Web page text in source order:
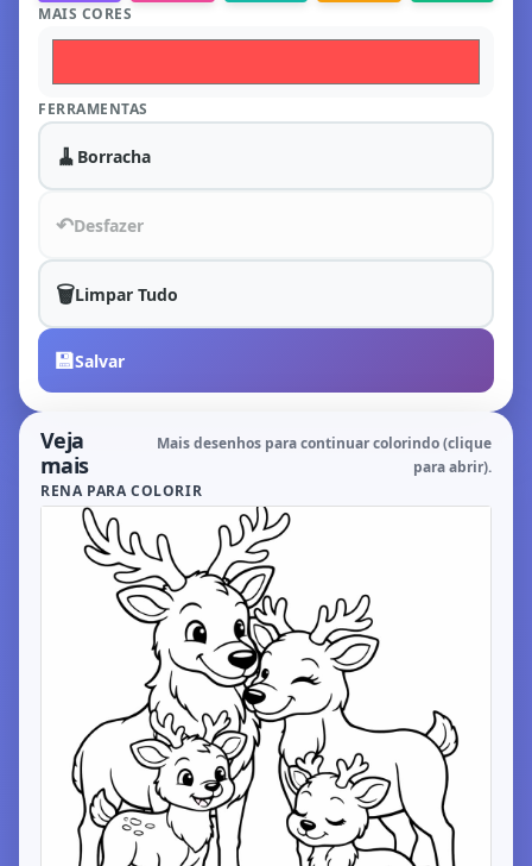
MAIS CORES
FERRAMENTAS
🧹 Borracha
↶Desfazer
🗑️Limpar Tudo
💾Salvar
Veja
mais
Mais desenhos para continuar colorindo (clique
para abrir).
RENA PARA COLORIR